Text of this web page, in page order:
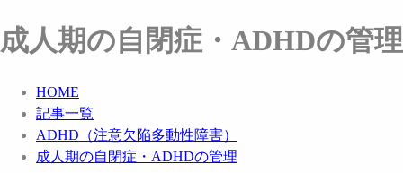
成人期の自閉症・ADHDの管理
HOME
記事一覧
ADHD（注意欠陥多動性障害）
成人期の自閉症・ADHDの管理